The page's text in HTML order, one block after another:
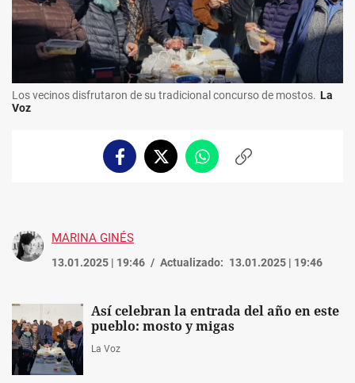
Los vecinos disfrutaron de su tradicional concurso de mostos. La
Voz
FacebookTwitterWhatsappCopiar
MARINA GINÉS
13.01.2025 | 19:46 Actualizado: 13.01.2025 | 19:46
Así celebran la entrada del año en este
pueblo: mosto y migas
La Voz